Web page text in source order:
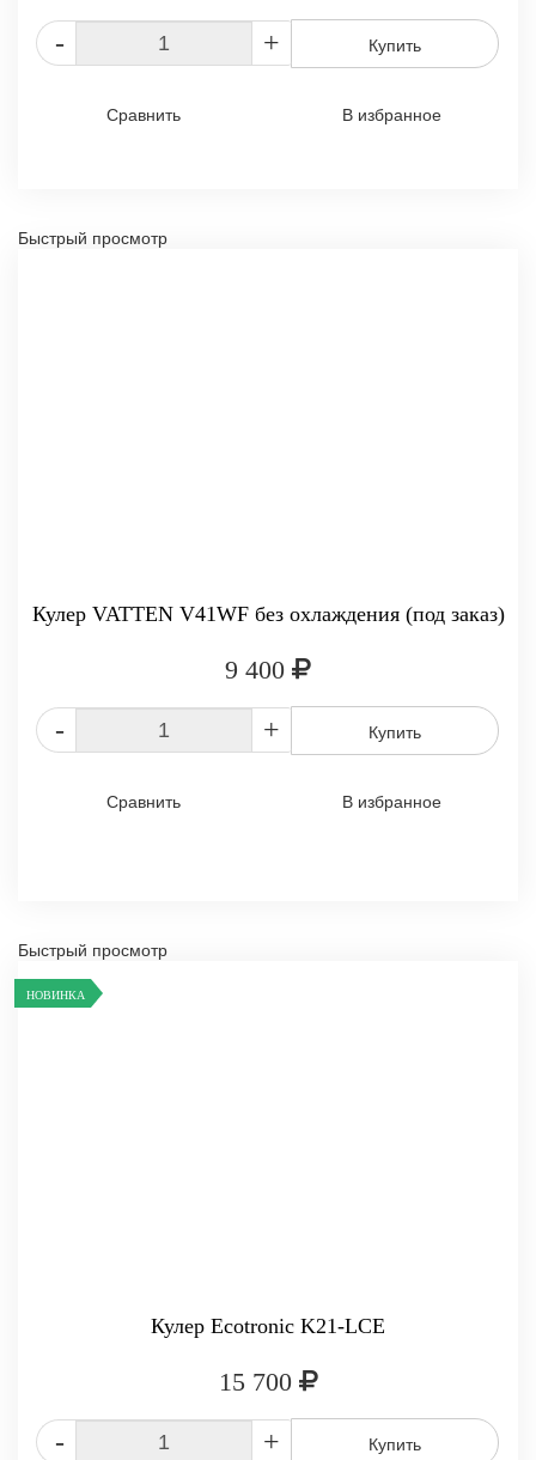
- + Купить
Сравнить В избранное
Быстрый просмотр
Кулер VATTEN V41WF без охлаждения (под заказ)
9 400
- + Купить
Сравнить В избранное
Быстрый просмотр
НОВИНКА
Кулер Ecotronic K21-LCE
15 700
- + Купить